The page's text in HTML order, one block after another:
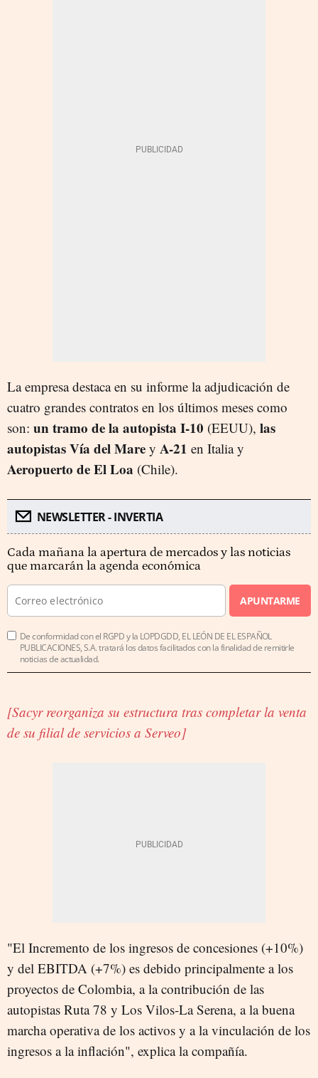
La empresa destaca en su informe la adjudicación de
cuatro grandes contratos en los últimos meses como
son: un tramo de la autopista I-10 (EEUU), las
autopistas Vía del Mare y A-21 en Italia y
Aeropuerto de El Loa (Chile).
NEWSLETTER - INVERTIA
Cada mañana la apertura de mercados y las noticias
que marcarán la agenda económica
APUNTARME
De conformidad con el RGPD y la LOPDGDD, EL LEÓN DE EL ESPAÑOL
PUBLICACIONES, S.A. tratará los datos facilitados con la finalidad de remitirle
noticias de actualidad.
[Sacyr reorganiza su estructura tras completar la venta
de su filial de servicios a Serveo]
"El Incremento de los ingresos de concesiones (+10%)
y del EBITDA (+7%) es debido principalmente a los
proyectos de Colombia, a la contribución de las
autopistas Ruta 78 y Los Vilos-La Serena, a la buena
marcha operativa de los activos y a la vinculación de los
ingresos a la inflación", explica la compañía.